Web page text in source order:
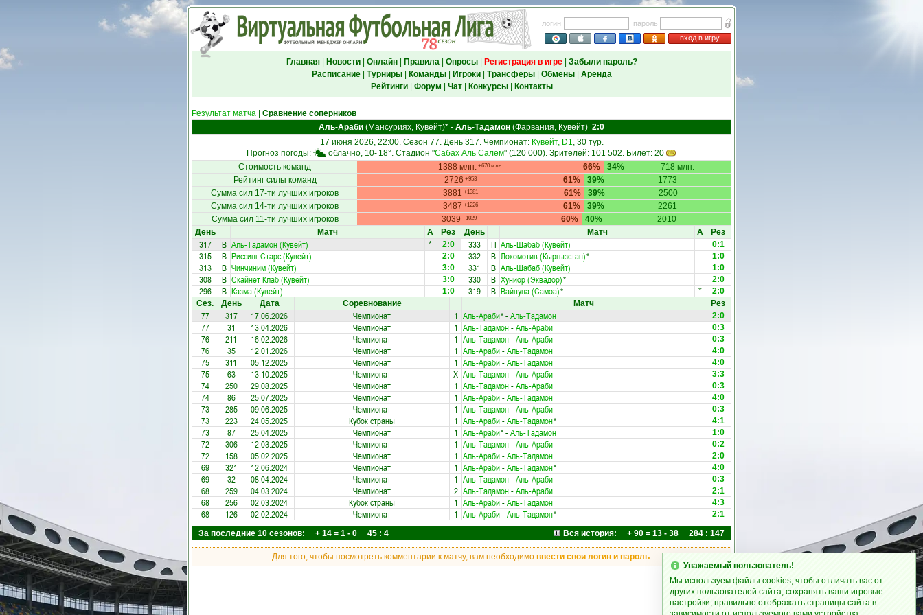
логин
пароль
вход в игру
Главная| Новости| Онлайн| Правила| Опросы| Регистрация в игре| Забыли пароль?
Расписание| Турниры| Команды| Игроки| Трансферы| Обмены| Аренда
Рейтинги| Форум Чат| Конкурсы| Контакты
Результат матча
Сравнение соперников
Аль-Араби (Мансуриях, Кувейт)* - Аль-Тадамон (Фарвания, Кувейт) 2:0
17 июня 2026, 22:00. Сезон 77. День 317. Чемпионат: Кувейт, D1, 30 тур.
Прогноз погоды:
облачно, 10- 18°. Стадион "Сабах Аль Салем" (120 000). Зрителей: 101 502. Билет: 20
Стоимость команд
1388 млн. +670 млн. 66% 718 млн.
34%
Рейтинг силы команд
2726 +953 61% 1773
39%
Сумма сил 17-ти лучших игроков
3881 +1381 61% 2500
39%
Сумма сил 14-ти лучших игроков
3487 +1226 61% 2261
39%
Сумма сил 11-ти лучших игроков
3039 +1029 60% 2010
40%
День
Матч А Рез
317 В Аль-Тадамон (Кувейт) * 2:0
315 В Риссинг Старс (Кувейт) 2:0
313 В Чинчиним (Кувейт) 3:0
308 В Скайнет Клаб (Кувейт) 3:0
296 В Казма (Кувейт) 1:0
День Матч А Рез
333 П Аль-Шабаб (Кувейт) 0:1
332 В Локомотив (Кыргызстан)* 1:0
331 В Аль-Шабаб (Кувейт) 1:0
330 В Хуниор (Эквадор)* 2:0
319 В Вайпуна (Самоа)* *
2:0
Сез.
День Дата Соревнование Матч Рез
77 317 17.06.2026 Чемпионат 1 Аль-Араби*-Аль-Тадамон 2:0
77 31 13.04.2026 Чемпионат 1 Аль-Тадамон-Аль-Араби 0:3
76 211 16.02.2026 Чемпионат 1 Аль-Тадамон-Аль-Араби 0:3
76 35 12.01.2026 Чемпионат 1 Аль-Араби-Аль-Тадамон 4:0
75 311 05.12.2025 Чемпионат 1 Аль-Араби-Аль-Тадамон 4:0
75 63 13.10.2025 Чемпионат X Аль-Тадамон-Аль-Араби 3:3
74 250 29.08.2025 Чемпионат 1 Аль-Тадамон-Аль-Араби 0:3
74 86 25.07.2025 Чемпионат 1 Аль-Араби-Аль-Тадамон 4:0
73 285 09.06.2025 Чемпионат 1 Аль-Тадамон-Аль-Араби 0:3
73 223 24.05.2025 Кубок страны 1 Аль-Араби-Аль-Тадамон* 4:1
73 87 25.04.2025 Чемпионат 1 Аль-Араби*-Аль-Тадамон 1:0
72 306 12.03.2025 Чемпионат 1 Аль-Тадамон-Аль-Араби 0:2
72 158 05.02.2025 Чемпионат 1 Аль-Араби-Аль-Тадамон 2:0
69 321 12.06.2024 Чемпионат 1 Аль-Араби-Аль-Тадамон* 4:0
69 32 08.04.2024 Чемпионат 1 Аль-Тадамон-Аль-Араби 0:3
68 259 04.03.2024 Чемпионат 2 Аль-Тадамон-Аль-Араби 2:1
68 256 02.03.2024 Кубок страны 1 Аль-Араби-Аль-Тадамон 4:3
68 126 02.02.2024 Чемпионат 1 Аль-Араби-Аль-Тадамон*
2:1
За последние 10 сезонов: + 14 = 1 - 0 45 : 4
Вся история: + 90 = 13 - 38 284 : 147
Для того, чтобы посмотреть комментарии к матчу, вам необходимо ввести свои логин и пароль.
Уважаемый пользователь!
Мы используем файлы cookies, чтобы отличать вас от
других пользователей сайта, сохранять ваши игровые
настройки, правильно отображать страницы сайта в